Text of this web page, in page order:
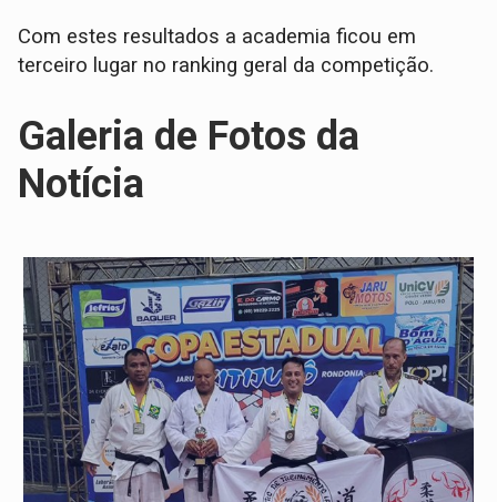
Com estes resultados a academia ficou em
terceiro lugar no ranking geral da competição.
Galeria de Fotos da
Notícia